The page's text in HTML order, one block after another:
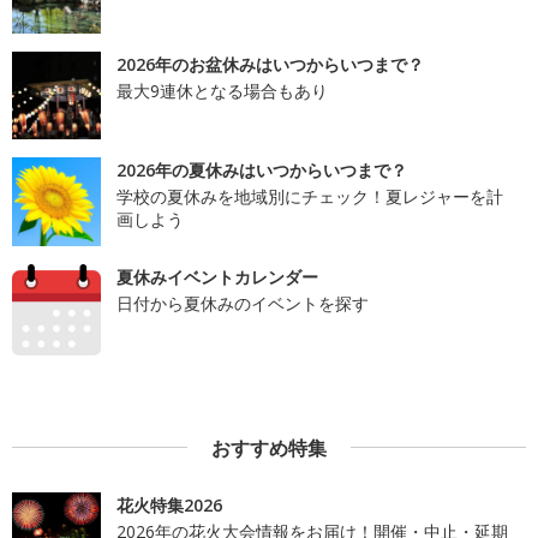
2026年のお盆休みはいつからいつまで？
最大9連休となる場合もあり
2026年の夏休みはいつからいつまで？
学校の夏休みを地域別にチェック！夏レジャーを計
画しよう
夏休みイベントカレンダー
日付から夏休みのイベントを探す
おすすめ特集
花火特集2026
2026年の花火大会情報をお届け！開催・中止・延期